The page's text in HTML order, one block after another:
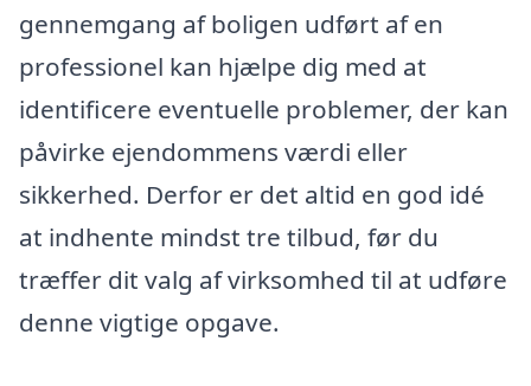
gennemgang af boligen udført af en
professionel kan hjælpe dig med at
identificere eventuelle problemer, der kan
påvirke ejendommens værdi eller
sikkerhed. Derfor er det altid en god idé
at indhente mindst tre tilbud, før du
træffer dit valg af virksomhed til at udføre
denne vigtige opgave.